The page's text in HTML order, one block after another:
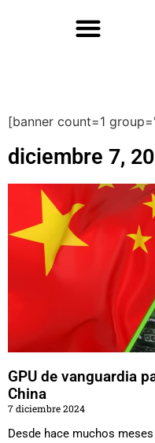
[banner count=1
diciembre 7,
GPU de vanguardia
China
7 diciembre 2024
Desde hace muchos